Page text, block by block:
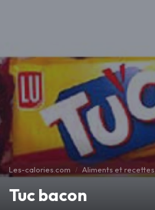
Les-calories.com Aliments et recettes
Tuc bacon